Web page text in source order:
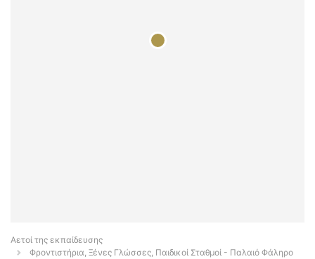
Αετοί της εκπαίδευσης
Φροντιστήρια, Ξένες Γλώσσες, Παιδικοί Σταθμοί - Παλαιό Φάληρο